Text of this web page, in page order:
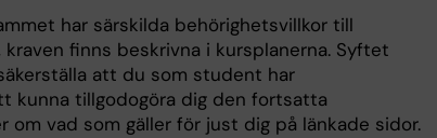
har särskilda behörighetsvillkor till
kraven finns beskrivna i kursplanerna. Syftet
att du som student har
kunna tillgodogöra dig den fortsatta
om vad som gäller för just dig på länkade sidor.